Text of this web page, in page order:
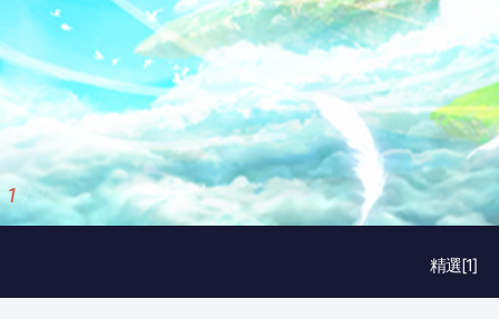
精選[1]
2 / 3